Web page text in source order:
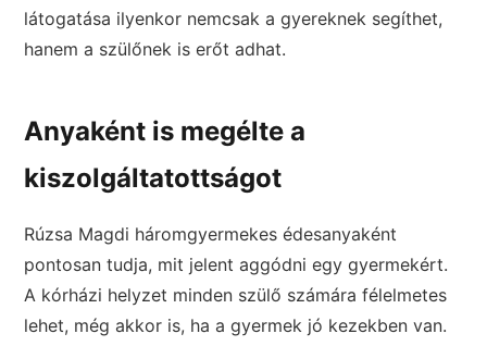
látogatása ilyenkor nemcsak a gyereknek segíthet,
hanem a szülőnek is erőt adhat.
Anyaként is megélte a
kiszolgáltatottságot
Rúzsa Magdi háromgyermekes édesanyaként
pontosan tudja, mit jelent aggódni egy gyermekért.
A kórházi helyzet minden szülő számára félelmetes
lehet, még akkor is, ha a gyermek jó kezekben van.